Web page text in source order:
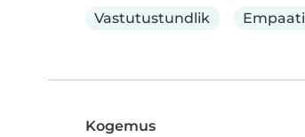
Vastutustundlik
Kogemus